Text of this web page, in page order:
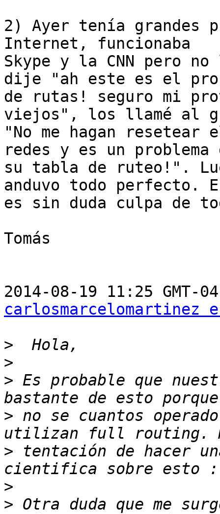
2) Ayer tenía grandes
Internet, funcionaba
Skype y la CNN pero
dije "ah este es el
de rutas! seguro mi
viejos", los llamé al
"No me hagan resetear
redes y es un problema
su tabla de ruteo!".
anduvo todo perfecto.
es sin duda culpa de
Tomás
carlosmarcelomartinez
>
>
> Es probable que
> no se cuantos
> tentación de hacer
>
> Otra duda que me